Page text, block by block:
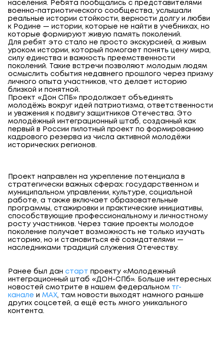
населения. Ребята пообщались с представителями
военно-патриотического сообщества, услышали
реальные истории стойкости, верности долгу и любви
к Родине — истории, которые не найти в учебниках, но
которые формируют живую память поколений.
Для ребят это стало не просто экскурсией, а живым
уроком истории, который помогает понять цену мира,
силу единства и важность преемственности
поколений. Такие встречи позволяют молодым людям
осмыслить события недавнего прошлого через призму
личного опыта участников, что делает историю
близкой и понятной.
Проект «Дон СПБ» продолжает объединять
молодёжь вокруг идей патриотизма, ответственности
и уважения к подвигу защитников Отечества. Это
молодёжный интеграционный штаб, созданный как
первый в России пилотный проект по формированию
кадрового резерва из числа активной молодёжи
исторических регионов.
Проект направлен на укрепление потенциала в
стратегически важных сферах: государственном и
муниципальном управлении, культуре, социальной
работе, а также включает образовательные
программы, стажировки и практические инициативы,
способствующие профессиональному и личностному
росту участников. Через такие проекты молодое
поколение получает возможность не только изучать
историю, но и становиться её созидателями —
наследниками традиций служения Отечеству.
Ранее был дан старт проекту «Молодежный
интеграционный штаб «ДОН-СПб». Больше интересных
новостей смотрите в нашем федеральном тг-
канале и МАХ, там новости выходят намного раньше
других соцсетей, а ещё есть много уникального
контента.